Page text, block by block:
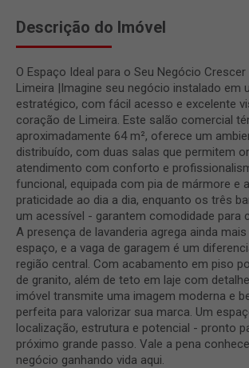
Descrição do Imóvel
O Espaço Ideal para o Seu Negócio
Limeira |Imagine seu negócio instalado em
estratégico, com fácil acesso e excelente
coração de Limeira. Este salão comercial
aproximadamente 64 m², oferece um
distribuído, com duas salas que permitem
atendimento com conforto e
funcional, equipada com pia de mármore e
praticidade ao dia a dia, enquanto os três
um acessível - garantem comodidade para
A presença de lavanderia agrega ainda
espaço, e a vaga de garagem é um
região central. Com acabamento em piso
de granito, além de teto em laje com
imóvel transmite uma imagem moderna e
perfeita para valorizar sua marca. Um
localização, estrutura e potencial - pronto
próximo grande passo. Vale a pena
negócio ganhando vida aqui.